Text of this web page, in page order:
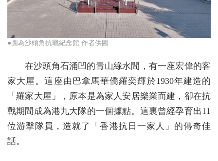
●圖為沙頭角抗戰紀念館 作者供圖
在沙頭角石涌凹的青山綠水間，有一座宏偉的客
家大屋。這座由巴拿馬華僑羅奕輝於1930年建造的
「羅家大屋」，原本是為家人安居樂業而建，卻在抗
戰期間成為港九大隊的一個據點。這裏曾經孕育出11
位游擊隊員，造就了「香港抗日一家人」的傳奇佳
話。